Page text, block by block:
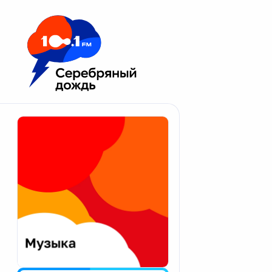
Москва 100.1 FM
Апатиты
Екатеринбург
Калининград
Калуга